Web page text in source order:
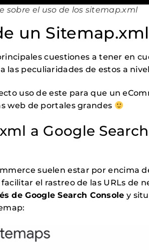
sobre el uso de los sitemap.xml
un
cuestiones a tener en
las peculiaridades de estos a
uso de este para que un
web de portales grandes
a Google
suelen estar por encima
el rastreo de las URLs de
de Google Search Console y